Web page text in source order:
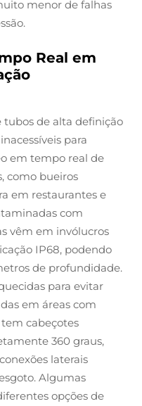
menor de falhas
Real em
tubos de alta definição
para
em tempo real de
como bueiros
em restaurantes e
com
vêm em invólucros
IP68, podendo
de profundidade.
para evitar
em áreas com
cabeçotes
360 graus,
laterais
Algumas
opções de